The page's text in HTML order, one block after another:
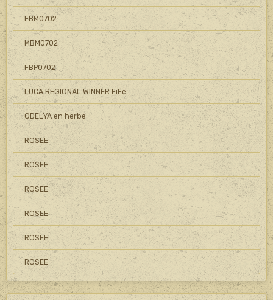
FBM0702
MBM0702
FBP0702
LUCA REGIONAL WINNER FiFé
ODELYA en herbe
ROSEE
ROSEE
ROSEE
ROSEE
ROSEE
ROSEE